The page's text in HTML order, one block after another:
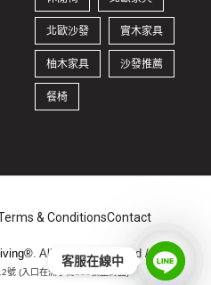
北歐沙發 實木家具
柚木家具 沙發推薦
餐椅
. All Rights Reserved / 地址:
號 (入口在洲子街116號正對面)
& ConditionsContact
客服在線中